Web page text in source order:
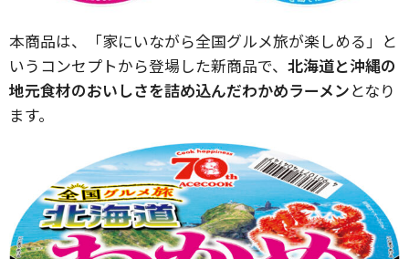
本商品は、「家にいながら全国グルメ旅が楽しめる」と
いうコンセプトから登場した新商品で、 北海道と沖縄の
地元食材のおいしさを詰め込んだわかめラーメンとなり
ます。